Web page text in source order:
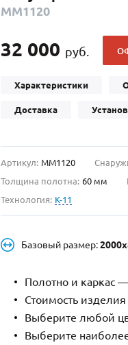
С импостами (73)
С витражами (11)
В современном
ММ1120
32 000 руб.
Характеристики
Доставка
Артикул: ММ1120
Толщина полотна: 60 мм
Технология: K-11
Базовый размер:
Полотно и каркас
Стоимость
Выберите любой
Выберите